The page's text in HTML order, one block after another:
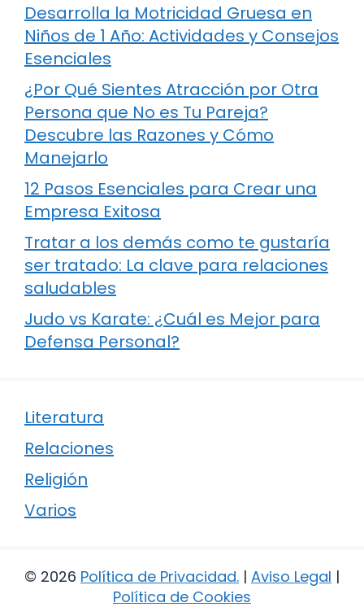
Desarrolla la Motricidad Gruesa en
Niños de 1 Año: Actividades y Consejos
Esenciales
¿Por Qué Sientes Atracción por Otra
Persona que No es Tu Pareja?
Descubre las Razones y Cómo
Manejarlo
12 Pasos Esenciales para Crear una
Empresa Exitosa
Tratar a los demás como te gustaría
ser tratado: La clave para relaciones
saludables
Judo vs Karate: ¿Cuál es Mejor para
Defensa Personal?
Literatura
Relaciones
Religión
Varios
© 2026 Política de Privacidad. | Aviso Legal |
Política de Cookies